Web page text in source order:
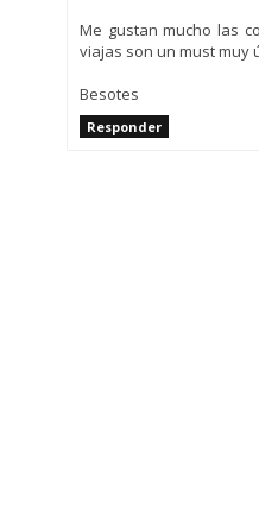
Me gustan mucho las
viajas son un must muy
Besotes
Responder